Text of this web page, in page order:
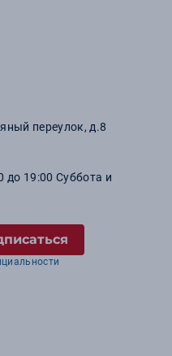
переулок, д.8
до 19:00 Суббота и